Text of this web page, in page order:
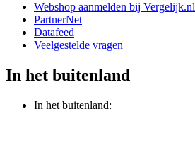
Webshop aanmelden bij Vergelijk.nl
PartnerNet
Datafeed
Veelgestelde vragen
In het buitenland
In het buitenland: